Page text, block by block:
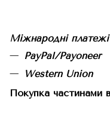
Міжнародні платежі
PayPal/Payoneer
Western Union
Покупка частинами